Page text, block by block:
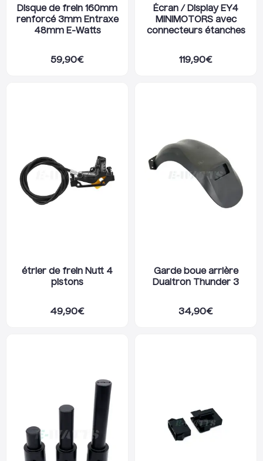
Disque de frein 160mm
renforcé 3mm Entraxe
48mm E-Watts
59,90€
Écran / Display EY4
MINIMOTORS avec
connecteurs étanches
119,90€
étrier de frein Nutt 4
pistons
49,90€
Garde boue arrière
Dualtron Thunder 3
34,90€